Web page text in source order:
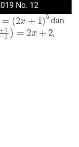
No. 12
(2x+1)5
dan
1 x−1) =2 x+ 2
,